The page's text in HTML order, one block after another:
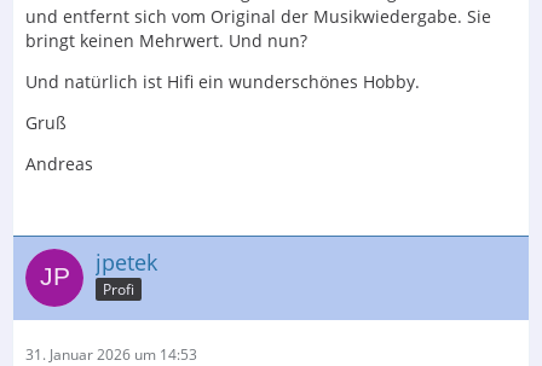
und entfernt sich vom Original der Musikwiedergabe. Sie
bringt keinen Mehrwert. Und nun?
Und natürlich ist Hifi ein wunderschönes Hobby.
Gruß
Andreas
jpetek
Profi
31. Januar 2026 um 14:53